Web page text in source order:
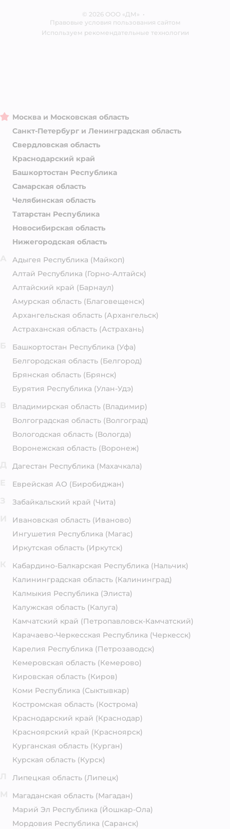
Блог
© 2026 ООО «ДМ» •
Правовые условия пользования сайтом
Используем рекомендательные технологии
Москва и Московская область
Санкт-Петербург и Ленинградская область
Свердловская область
Краснодарский край
Башкортостан Республика
Самарская область
Челябинская область
Татарстан Республика
Новосибирская область
Нижегородская область
Адыгея Республика (Майкоп)
Алтай Республика (Горно-Алтайск)
Алтайский край (Барнаул)
Амурская область (Благовещенск)
Архангельская область (Архангельск)
Астраханская область (Астрахань)
Башкортостан Республика (Уфа)
Белгородская область (Белгород)
Брянская область (Брянск)
Бурятия Республика (Улан-Удэ)
Владимирская область (Владимир)
Волгоградская область (Волгоград)
Вологодская область (Вологда)
Воронежская область (Воронеж)
Дагестан Республика (Махачкала)
Еврейская АО (Биробиджан)
Забайкальский край (Чита)
Ивановская область (Иваново)
Ингушетия Республика (Магас)
Иркутская область (Иркутск)
Кабардино-Балкарская Республика (Нальчик)
Калининградская область (Калининград)
Калмыкия Республика (Элиста)
Калужская область (Калуга)
Камчатский край (Петропавловск-Камчатский)
Карачаево-Черкесская Республика (Черкесск)
Карелия Республика (Петрозаводск)
Кемеровская область (Кемерово)
Кировская область (Киров)
Коми Республика (Сыктывкар)
Костромская область (Кострома)
Краснодарский край (Краснодар)
Красноярский край (Красноярск)
Курганская область (Курган)
Курская область (Курск)
Липецкая область (Липецк)
Магаданская область (Магадан)
Марий Эл Республика (Йошкар-Ола)
Мордовия Республика (Саранск)